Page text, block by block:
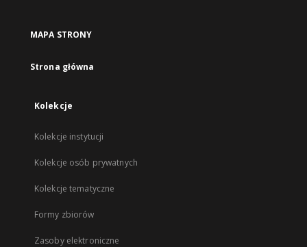
MAPA STRONY
Strona główna
Kolekcje
Kolekcje instytucji
Kolekcje osób prywatnych
Kolekcje tematyczne
Formy zbiorów
Zasoby elektroniczne